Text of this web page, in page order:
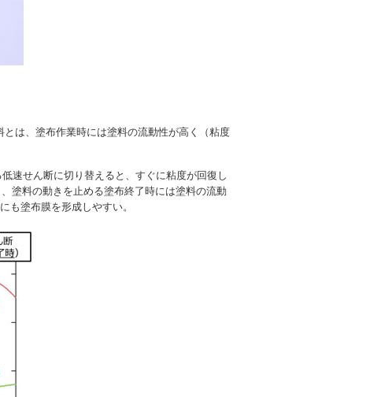
は、塗布作業時には塗料の流動性が高く（粘度
速せん断に切り替えると、すぐに粘度が回復し
塗料の動きを止める塗布終了時には塗料の流動
も塗布膜を形成しやすい。